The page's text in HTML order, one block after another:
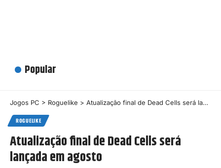
Popular
Jogos PC > Roguelike > ​Atualização final de Dead Cells será lançada em agosto
ROGUELIKE
​Atualização final de Dead Cells será
lançada em agosto